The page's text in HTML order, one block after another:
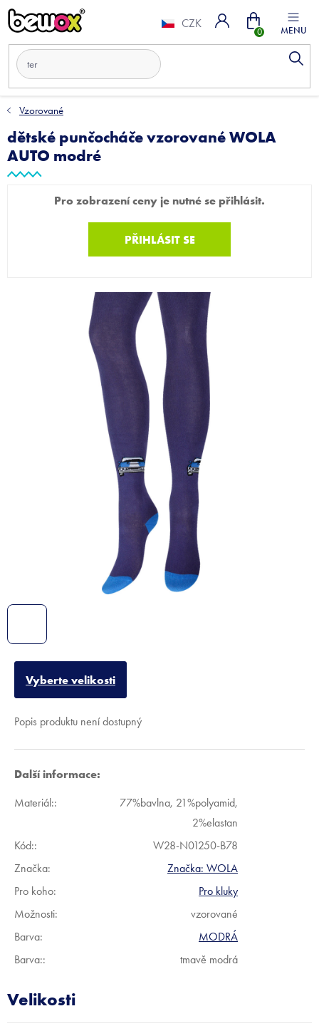
Přejít
na
CZK Nákupní
Vzorované
dětské punčocháče vzorované WOLA
AUTO modré
Pro zobrazení ceny je nutné se přihlásit.
PŘIHLÁSIT SE
Vyberte velikosti
Popis produktu není dostupný
Další informace:
Materiál::
77%bavlna, 21%polyamid,
2%elastan
Kód::
W28-N01250-B78
Značka:
Značka: WOLA
Pro koho:
Pro kluky
Možnosti:
vzorované
Barva:
MODRÁ
Barva:: tmavě modrá